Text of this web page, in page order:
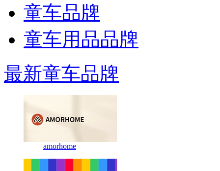
童车品牌
童车用品品牌
最新童车品牌
amorhome